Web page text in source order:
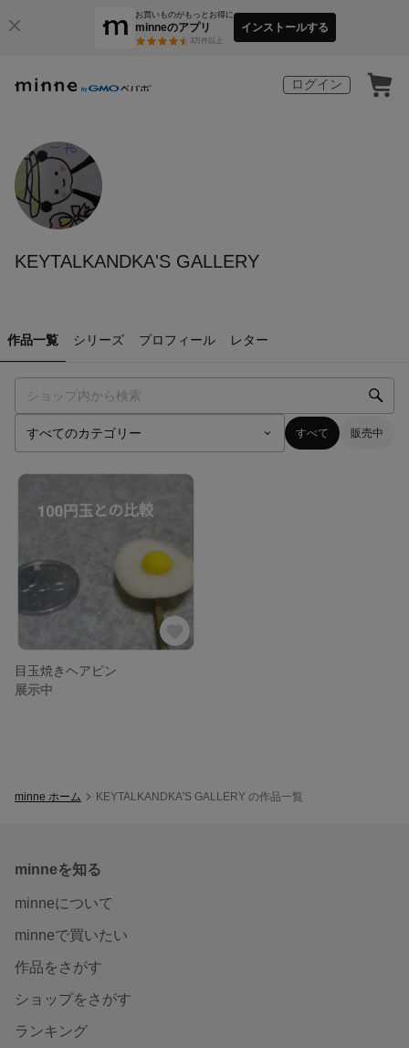
お買いものがもっとお得に
minneのアプリ
3万件以上
インストールする
ログイン
KEYTALKANDKA'S GALLERY
作品一覧 シリーズ プロフィール レター
すべて 販売中
目玉焼きヘアピン
展示中
minne ホーム KEYTALKANDKA'S GALLERY の作品一覧
minneを知る
minneについて
minneで買いたい
作品をさがす
ショップをさがす
ランキング